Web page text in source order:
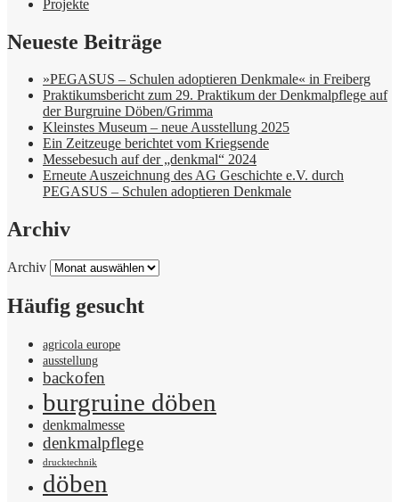
Projekte
Neueste Beiträge
»PEGASUS – Schulen adoptieren Denkmale« in Freiberg
Praktikumsbericht zum 29. Praktikum der Denkmalpflege auf
der Burgruine Döben/Grimma
Kleinstes Museum – neue Ausstellung 2025
Ein Zeitzeuge berichtet vom Kriegsende
Messebesuch auf der „denkmal“ 2024
Erneute Auszeichnung des AG Geschichte e.V. durch
PEGASUS – Schulen adoptieren Denkmale
Archiv
Archiv
Häufig gesucht
agricola europe
ausstellung
backofen
burgruine döben
denkmalmesse
denkmalpflege
drucktechnik
döben